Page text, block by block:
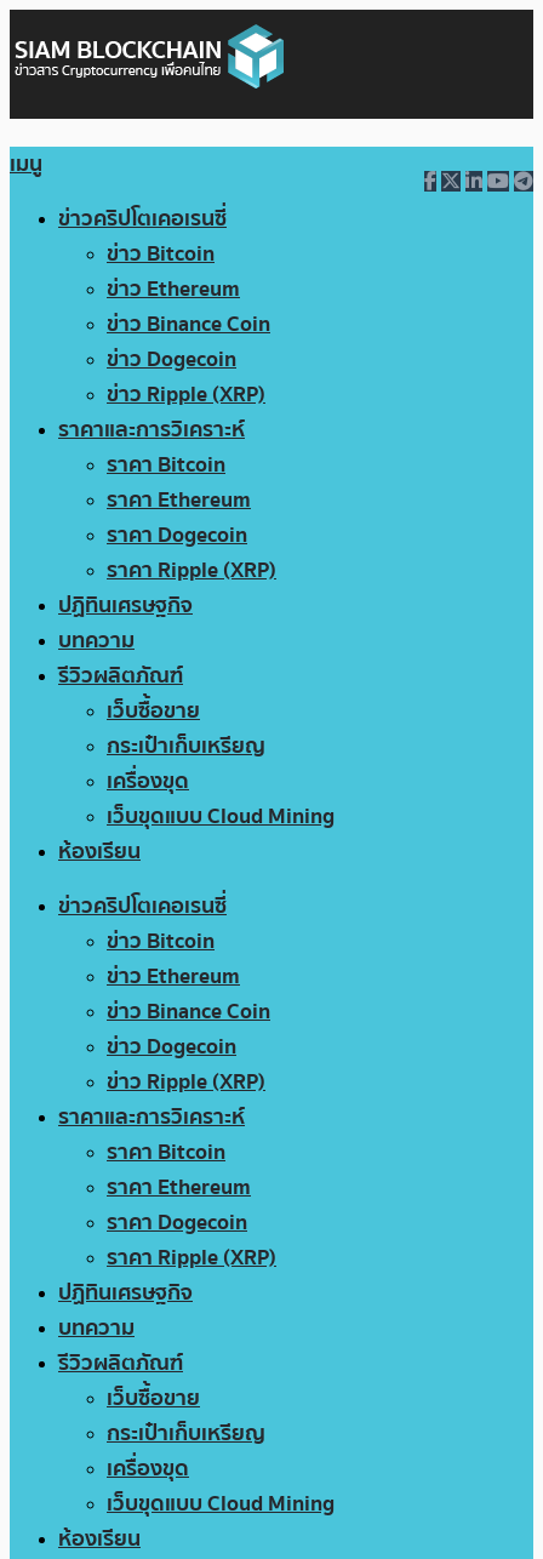
เมนู
ข่าวคริปโตเคอเรนซี่
ข่าว Bitcoin
ข่าว Ethereum
ข่าว Binance Coin
ข่าว Dogecoin
ข่าว Ripple (XRP)
ราคาและการวิเคราะห์
ราคา Bitcoin
ราคา Ethereum
ราคา Dogecoin
ราคา Ripple (XRP)
ปฏิทินเศรษฐกิจ
บทความ
รีวิวผลิตภัณฑ์
เว็บซื้อขาย
กระเป๋าเก็บเหรียญ
เครื่องขุด
เว็บขุดแบบ Cloud Mining
ห้องเรียน
ข่าวคริปโตเคอเรนซี่
ข่าว Bitcoin
ข่าว Ethereum
ข่าว Binance Coin
ข่าว Dogecoin
ข่าว Ripple (XRP)
ราคาและการวิเคราะห์
ราคา Bitcoin
ราคา Ethereum
ราคา Dogecoin
ราคา Ripple (XRP)
ปฏิทินเศรษฐกิจ
บทความ
รีวิวผลิตภัณฑ์
เว็บซื้อขาย
กระเป๋าเก็บเหรียญ
เครื่องขุด
เว็บขุดแบบ Cloud Mining
ห้องเรียน